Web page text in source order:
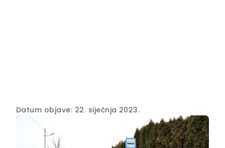
Datum objave: 22. siječnja 2023.